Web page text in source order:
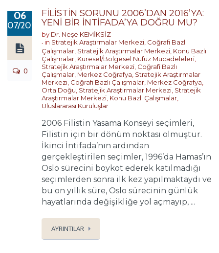
06
07/2017
0
FİLİSTİN SORUNU 2006’DAN 2016’YA:
YENİ BİR İNTİFADA’YA DOĞRU MU?
by Dr. Neşe KEMİKSİZ
in Stratejik Araştırmalar Merkezi Coğrafi Bazlı
Çalışmalar Stratejik Araştırmalar Merkezi Konu Bazlı
Çalışmalar Küresel/Bölgesel Nüfuz Mücadeleleri
Stratejik Araştırmalar Merkezi Coğrafi Bazlı
Çalışmalar Merkez Coğrafya Stratejik Araştırmalar
Merkezi Coğrafi Bazlı Çalışmalar Merkez Coğrafya
Orta Doğu Stratejik Araştırmalar Merkezi Stratejik
Araştırmalar Merkezi Konu Bazlı Çalışmalar
Uluslararası Kuruluşlar
2006 Filistin Yasama Konseyi seçimleri,
Filistin için bir dönüm noktası olmuştur.
İkinci İntifada’nın ardından
gerçekleştirilen seçimler, 1996’da Hamas’ın
Oslo sürecini boykot ederek katılmadığı
seçimlerden sonra ilk kez yapılmaktaydı ve
bu on yıllık süre, Oslo sürecinin günlük
hayatlarında değişikliğe yol açmayıp, ...
AYRINTILAR